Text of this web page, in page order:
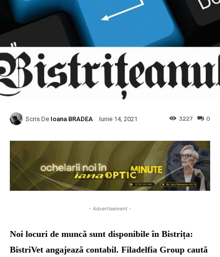
Scris De Ioana BRADEA Iunie 14, 2021 0
3227
- Advertisement -
Noi locuri de muncă sunt disponibile în Bistrița:
BistriVet angajează contabil. Filadelfia Group caută